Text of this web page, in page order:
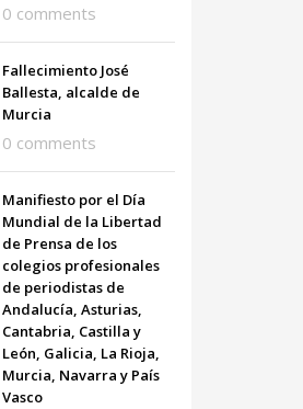
0 comments
Fallecimiento José
Ballesta, alcalde de
Murcia
0 comments
Manifiesto por el Día
Mundial de la Libertad
de Prensa de los
colegios profesionales
de periodistas de
Andalucía, Asturias,
Cantabria, Castilla y
León, Galicia, La Rioja,
Murcia, Navarra y País
Vasco